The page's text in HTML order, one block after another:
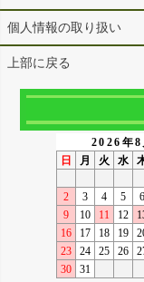
個人情報の取り扱い
上部に戻る